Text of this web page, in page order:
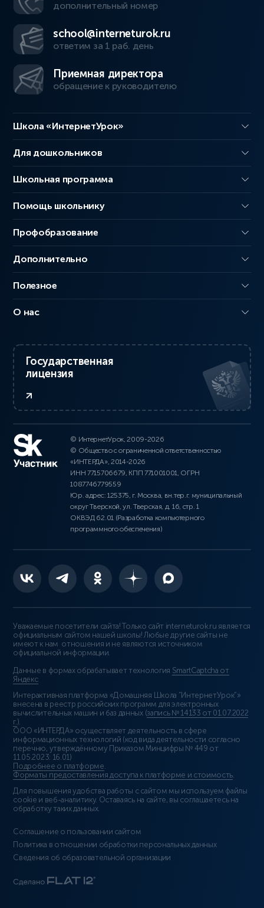
дополнительный номер
school@interneturok.ru
ответим за 1 раб. день
Приемная директора
обращение к руководителю
Школа «ИнтернетУрок»
Для дошкольников
Школьная программа
Помощь школьнику
Профобразование
Дополнительно
Полезное
О нас
Государственная
лицензия
© ИнтернетУрок, 2009-2026
© Общество с ограниченной ответственностью
«ИНТЕРДА», 2014-2026
ИНН 7715706679, КПП 771001001, ОГРН
1087746779559
Юр. адрес: 125375, г. Москва, вн.тер.г. муниципальный
округ Тверской, ул. Тверская, д. 16, стр. 1
ОКВЭД 62.01 (Разработка компьютерного
программного обеспечения)
Уважаемые посетители сайта! Только сайт interneturok.ru является
официальным сайтом нашей школы! Любые другие сайты не
имеют к нам отношения и не являются источником
официальной информации.
Данные в формах обрабатывает технология SmartCaptcha от
Яндекс
Интерактивная платформа «Домашняя Школа “ИнтернетУрок”»
внесена в реестр российских программ для электронных
вычислительных машин и баз данных (запись № 14133 от 01.07.2022
г.).
ООО «ИНТЕРДА» осуществляет деятельность в сфере
информационных технологий (код вида деятельности согласно
перечню, утверждённому Приказом Минцифры № 449 от
11.05.2023: 16.01)
Подробнее о платформе.
Форматы предоставления доступа к платформе и стоимость.
Для повышения удобства работы с сайтом мы используем файлы
cookie и веб-аналитику. Оставаясь на сайте, вы соглашаетесь на
обработку таких данных.
Соглашение о пользовании сайтом
Политика в отношении обработки персональных данных
Сведения об образовательной организации